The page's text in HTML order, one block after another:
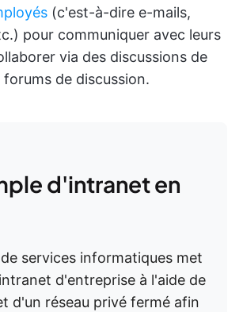
(c'est-à-dire e-mails,
pour communiquer avec leurs
via des discussions de
de discussion.
d'intranet en
services informatiques met
d'entreprise à l'aide de
d'un réseau privé fermé afin